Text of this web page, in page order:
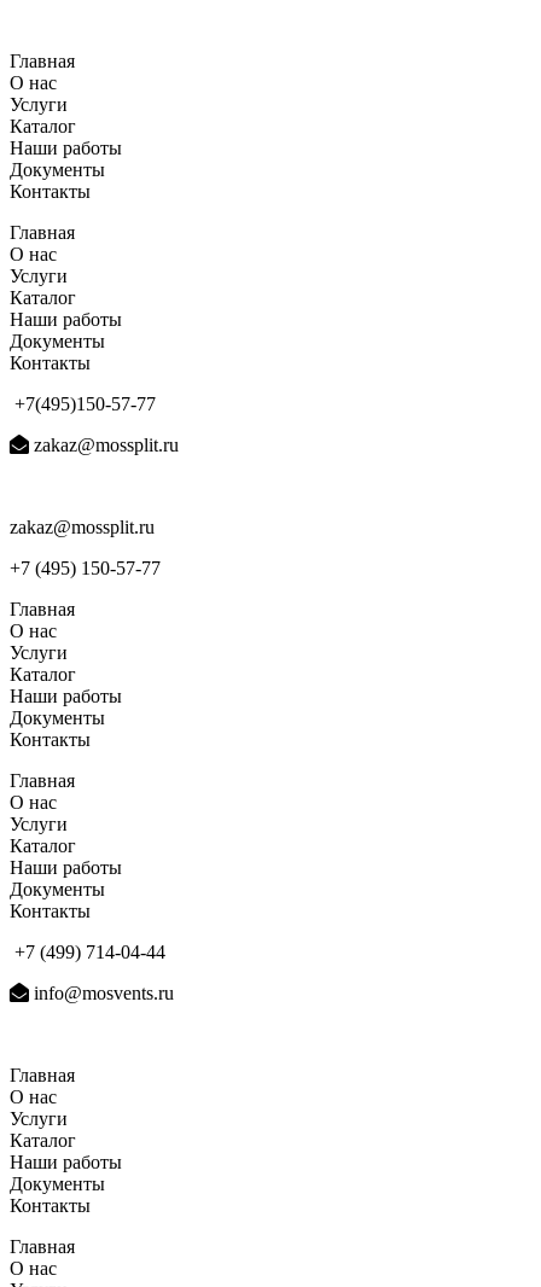
содержимому
Главная
О нас
Услуги
Каталог
Наши работы
Документы
Контакты
Главная
О нас
Услуги
Каталог
Наши работы
Документы
Контакты
+7(495)150-57-77
zakaz@mossplit.ru
zakaz@mossplit.ru
+7 (495) 150-57-77
Главная
О нас
Услуги
Каталог
Наши работы
Документы
Контакты
Главная
О нас
Услуги
Каталог
Наши работы
Документы
Контакты
+7 (499) 714-04-44
info@mosvents.ru
Главная
О нас
Услуги
Каталог
Наши работы
Документы
Контакты
Главная
О нас